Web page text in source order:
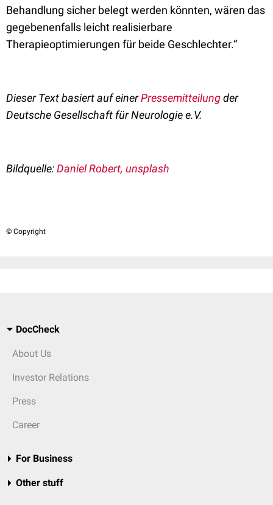
Behandlung sicher belegt werden könnten, wären das
gegebenenfalls leicht realisierbare
Therapieoptimierungen für beide Geschlechter.“
Dieser Text basiert auf einerPressemitteilungder
Deutsche Gesellschaft für Neurologie e.V.
Bildquelle:Daniel Robert, unsplash
© Copyright
DocCheck
About Us
Investor Relations
Press
Career
For Business
Other stuff